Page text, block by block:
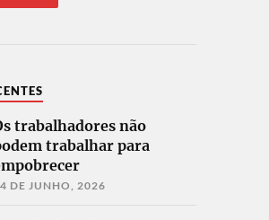
trabalhadores não
trabalhar para
DE JUNHO, 2026